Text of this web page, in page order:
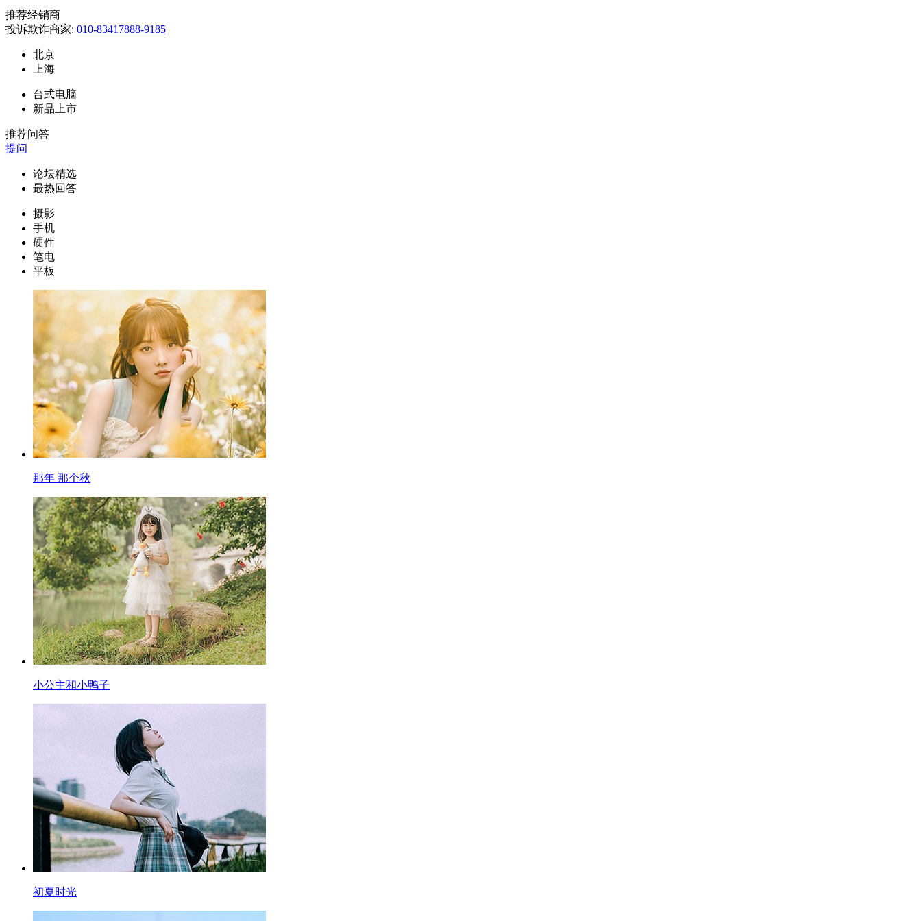
推荐经销商
投诉欺诈商家: 010-83417888-9185
北京
上海
台式电脑
新品上市
推荐问答
提问
论坛精选
最热回答
摄影
手机
硬件
笔电
平板
那年 那个秋
小公主和小鸭子
初夏时光